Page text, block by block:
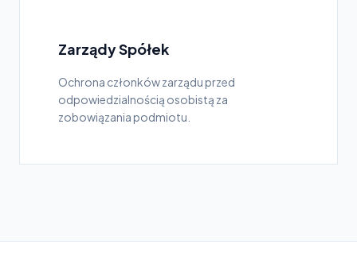
Zarządy Spółek
Ochrona członków zarządu przed
odpowiedzialnością osobistą za
zobowiązania podmiotu.